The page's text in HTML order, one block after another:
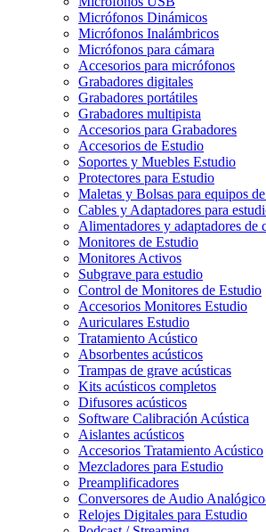
Micrófonos Dinámicos
Micrófonos Inalámbricos
Micrófonos para cámara
Accesorios para micrófonos
Grabadores digitales
Grabadores portátiles
Grabadores multipista
Accesorios para Grabadores
Accesorios de Estudio
Soportes y Muebles Estudio
Protectores para Estudio
Maletas y Bolsas para equipos
Cables y Adaptadores para
Alimentadores y adaptadores de
Monitores de Estudio
Monitores Activos
Subgrave para estudio
Control de Monitores de Estudio
Accesorios Monitores Estudio
Auriculares Estudio
Tratamiento Acústico
Absorbentes acústicos
Trampas de grave acústicas
Kits acústicos completos
Difusores acústicos
Software Calibración Acústica
Aislantes acústicos
Accesorios Tratamiento Acústico
Mezcladores para Estudio
Preamplificadores
Conversores de Audio
Relojes Digitales para Estudio